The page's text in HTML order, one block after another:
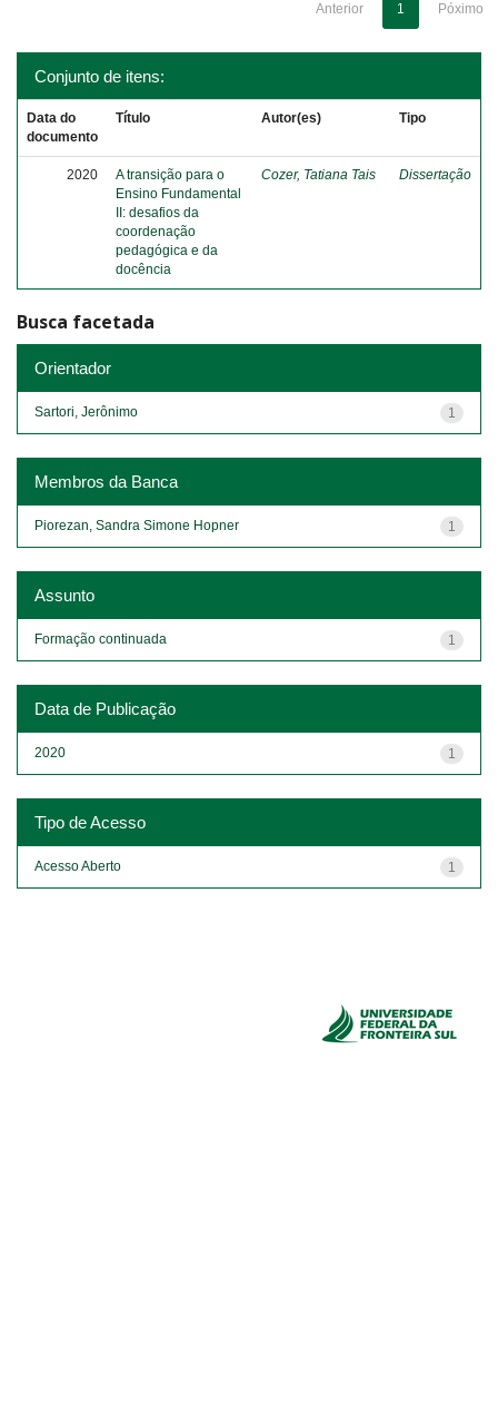
Anterior 1 Póximo
Conjunto de itens:
Data do
documento
Título Autor(es) Tipo
2020
A transição para o
Ensino Fundamental
II: desafios da
coordenação
pedagógica e da
docência
Cozer, Tatiana Tais Dissertação
Busca facetada
Orientador
1
Sartori, Jerônimo
Membros da Banca
1
Piorezan, Sandra Simone Hopner
Assunto
1
Formação continuada
Data de Publicação
1
2020
Tipo de Acesso
1
Acesso Aberto